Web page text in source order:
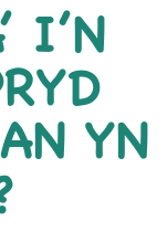
I’N
YN